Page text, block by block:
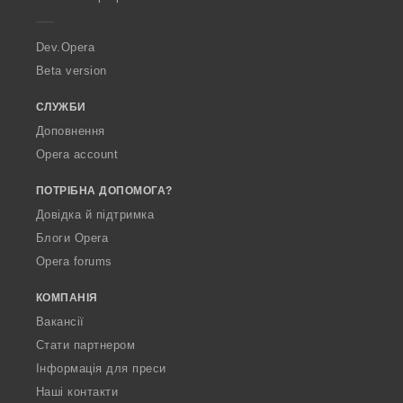
a
Dev.Opera
Beta version
СЛУЖБИ
Доповнення
Opera account
ПОТРІБНА ДОПОМОГА?
Довідка й підтримка
Блоги Opera
Opera forums
КОМПАНІЯ
Вакансії
Стати партнером
Інформація для преси
Наші контакти